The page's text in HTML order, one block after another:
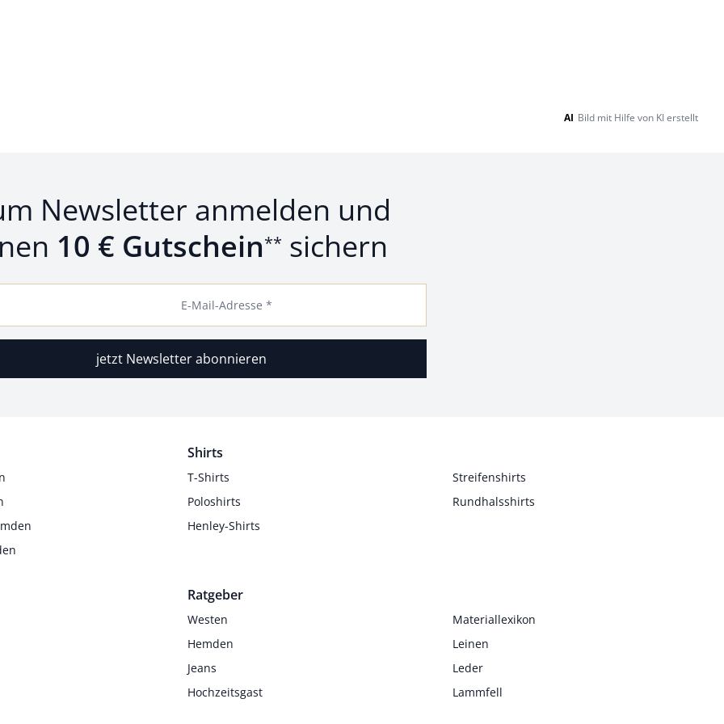
AI Bild mit Hilfe von KI erstellt
Newsletter anmelden und
10 € Gutschein** sichern
E-Mail-Adresse *
jetzt Newsletter abonnieren
Shirts
T-Shirts
Streifenshirts
Poloshirts
Rundhalsshirts
Henley-Shirts
Ratgeber
Westen
Materiallexikon
Hemden
Leinen
Jeans
Leder
Hochzeitsgast
Lammfell